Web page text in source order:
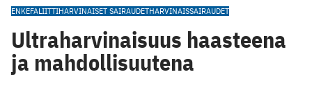
ENKEFALIITTIHARVINAISET SAIRAUDETHARVINAISSAIRAUDET
Ultraharvinaisuus haasteena
ja mahdollisuutena